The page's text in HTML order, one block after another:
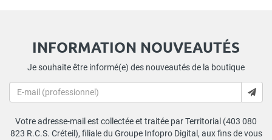
INFORMATION NOUVEAUTÉS
Je souhaite être informé(e) des nouveautés de la boutique
Votre adresse-mail est collectée et traitée par Territorial (403 080
823 R.C.S. Créteil), filiale du Groupe Infopro Digital, aux fins de vous